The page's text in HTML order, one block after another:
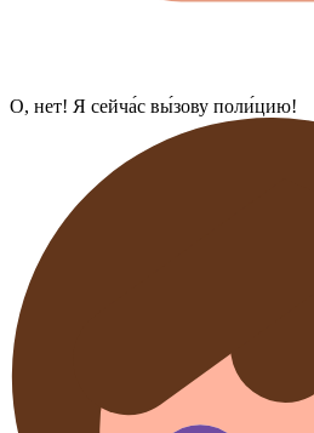
О, нет! Я сейча́с вы́зову поли́цию!